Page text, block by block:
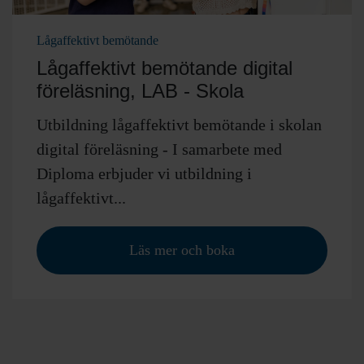
Lågaffektivt bemötande
Lågaffektivt bemötande digital
föreläsning, LAB - Skola
Utbildning lågaffektivt bemötande i skolan
digital föreläsning - I samarbete med
Diploma erbjuder vi utbildning i
lågaffektivt...
Läs mer och boka